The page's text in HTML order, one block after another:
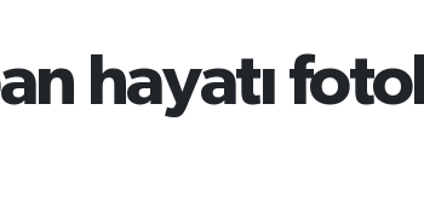
hayatı